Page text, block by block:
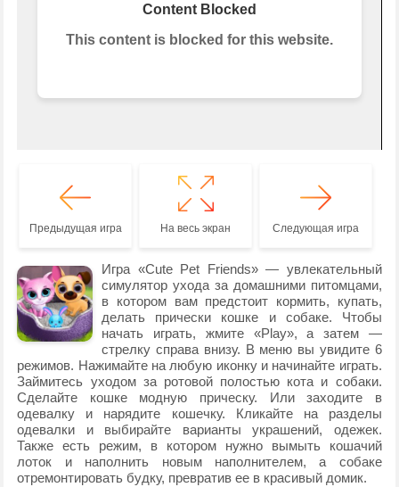
Предыдущая игра На весь экран Следующая игра
Игра «Cute Pet Friends» — увлекательный
симулятор ухода за домашними питомцами,
в котором вам предстоит кормить, купать,
делать прически кошке и собаке. Чтобы
начать играть, жмите «Play», а затем —
стрелку справа внизу. В меню вы увидите 6
режимов. Нажимайте на любую иконку и начинайте играть.
Займитесь уходом за ротовой полостью кота и собаки.
Сделайте кошке модную прическу. Или заходите в
одевалку и нарядите кошечку. Кликайте на разделы
одевалки и выбирайте варианты украшений, одежек.
Также есть режим, в котором нужно вымыть кошачий
лоток и наполнить новым наполнителем, а собаке
отремонтировать будку, превратив ее в красивый домик.